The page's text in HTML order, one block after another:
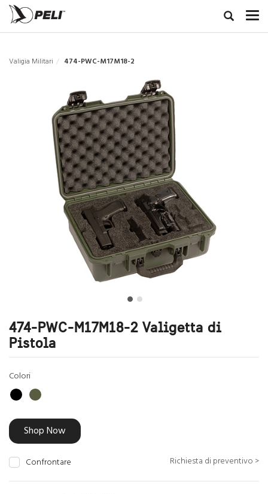
Valigia Militari 474-PWC-M17M18-2
474-PWC-M17M18-2 Valigetta di
Pistola
Colori
Shop Now
Confrontare Richiesta di preventivo >